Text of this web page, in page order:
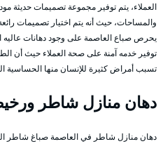
العملاء، يتم توفير مجموعة تصميمات حديثة
والمساحات، حيث أنه يتم اختيار تصميمات
يحرص صباع العاصمة على وجود دهانات عاليه
توفير خدمه آمنة على صحة العملاء حيث أن
تسبب أمراض كثيرة للإنسان منها الحساسية
دهان منازل شاطر
دهان منازل شاطر في العاصمة صباغ شاطر